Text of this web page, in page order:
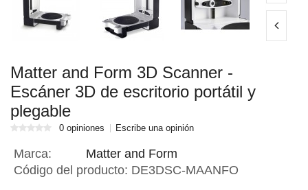
Matter and Form 3D Scanner -
Escáner 3D de escritorio portátil y
plegable
0 opiniones Escribe una opinión
Marca:
Matter and Form
Código del producto: DE3DSC-MAANFO